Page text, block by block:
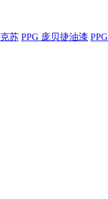
苏 PPG 庞贝捷油漆